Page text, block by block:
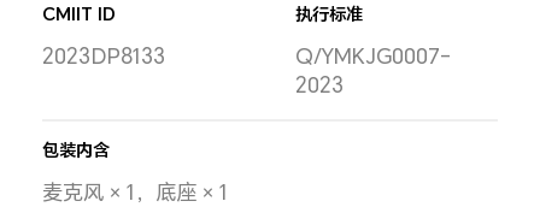
CMIIT ID
2023DP8133
执行标准
Q/YMKJG0007-
2023
包装内含
麦克风 × 1，底座 × 1